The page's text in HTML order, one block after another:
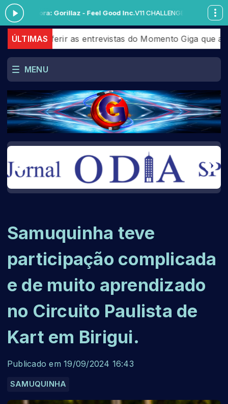
Gorillaz - Feel Good Inc. V11 CHALLENGE com AILTON
ÚLTIMAS
as entrevistas do Momento Giga que aconteceram
MENU
Samuquinha teve
participação complicada
e de muito aprendizado
no Circuito Paulista de
Kart em Birigui.
Publicado em 19/09/2024 16:43
SAMUQUINHA